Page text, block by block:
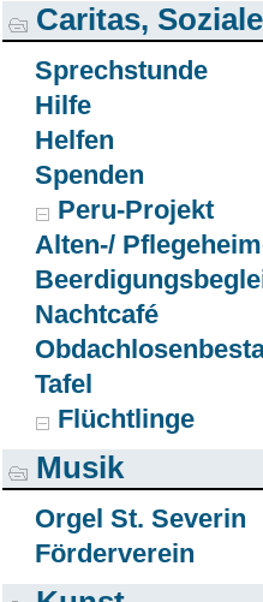
Caritas,
Sprechstunde
Hilfe
Helfen
Spenden
Peru-Projekt
Alten-/
Nachtcafé
Tafel
Flüchtlinge
Musik
Orgel St. Severin
Förderverein